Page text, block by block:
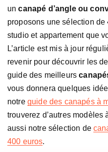
uncanapé d’angle ou
proposons une sélection
studio et appartement que
L’article est mis à jour
revenir pour découvrir les
guide des meilleurs
vous donnera quelques
notre guide des canapés à
trouverez d’autres modèles
aussi notre sélection de
400 euros.